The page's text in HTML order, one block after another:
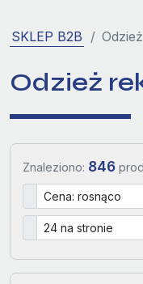
SKLEP B2B
Odzież
Znaleziono: 846